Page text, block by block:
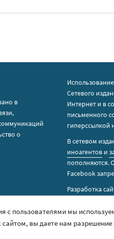
в
о
Сетевого
Интернет и в
письменного
гиперссылкой
В сетевом
иноагентов и
пополняются.
Facebook
Разработка
с пользователями мы
вы даете нам